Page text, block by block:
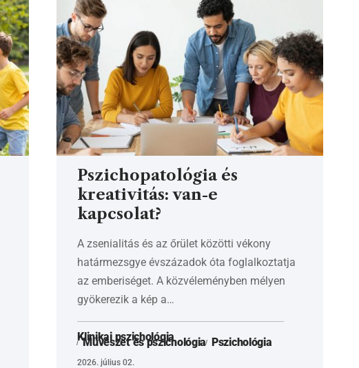
Pszichopatológia és
kreativitás: van-e
kapcsolat?
A zsenialitás és az őrület közötti vékony
határmezsgye évszázadok óta foglalkoztatja
az emberiséget. A közvéleményben mélyen
gyökerezik a kép a…
Klinikai pszichológia
Művészet és pszichológia Pszichológia
2026. július 02.